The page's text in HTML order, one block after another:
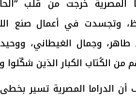
المصرية خرجت من قلب
وتجسدت في أعمال صنع
طاهر، وجمال الغيطاني،
من الكُتاب الكبار الذين